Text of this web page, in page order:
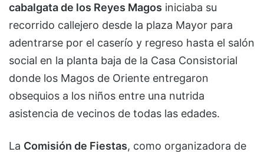
cabalgata de los Reyes Magos iniciaba su
recorrido callejero desde la plaza Mayor para
adentrarse por el caserío y regreso hasta el salón
social en la planta baja de la Casa Consistorial
donde los Magos de Oriente entregaron
obsequios a los niños entre una nutrida
asistencia de vecinos de todas las edades.
La Comisión de Fiestas, como organizadora de